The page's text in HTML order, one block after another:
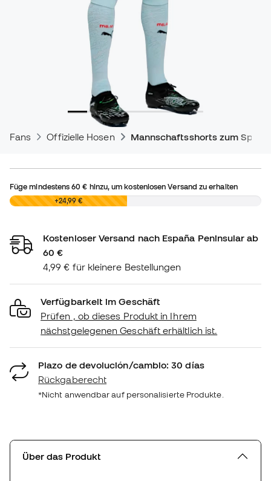
Fans Offizielle Hosen Mannschaftsshorts zum
Füge mindestens60 € hinzu, um kostenlosen Versand zu erhalten
0,00 € +24,99 €
Kostenloser Versand nach España Peninsular ab
60 €
4,99 € für kleinere Bestellungen
Verfügbarkeit im Geschäft
Prüfen , ob dieses Produkt in Ihrem
nächstgelegenen Geschäft erhältlich ist.
Plazo de devolución/cambio: 30 días
Rückgaberecht
*Nicht anwendbar auf personalisierte Produkte.
Über das Produkt